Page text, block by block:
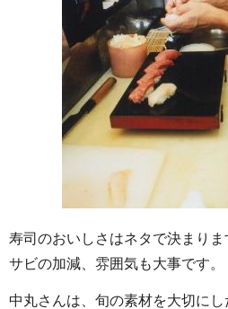
寿司のおいしさはネタで決まり
サビの加減、雰囲気も大事です。
中丸さんは、旬の素材を大切にし